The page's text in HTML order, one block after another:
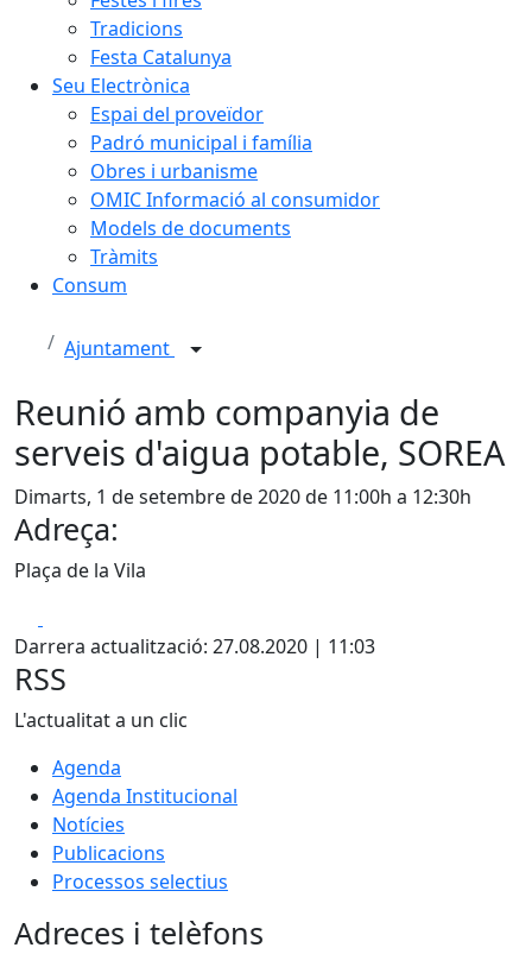
Tradicions
Festa Catalunya
Seu Electrònica
Espai del proveïdor
Padró municipal i família
Obres i urbanisme
OMIC Informació al consumidor
Models de documents
Tràmits
Consum
Ajuntament
Reunió amb companyia de
serveis d'aigua potable, SOREA
Dimarts, 1 de setembre de 2020 de 11:00h a 12:30h
Adreça:
Plaça de la Vila
Darrera actualització: 27.08.2020 | 11:03
RSS
L'actualitat a un clic
Agenda
Agenda Institucional
Notícies
Publicacions
Processos selectius
Adreces i telèfons